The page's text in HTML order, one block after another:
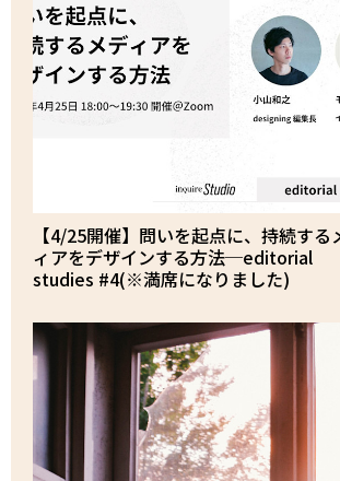
【4/25開催】問いを起点に、持続する
ィアをデザインする方法─editorial
studies #4(※満席になりました)